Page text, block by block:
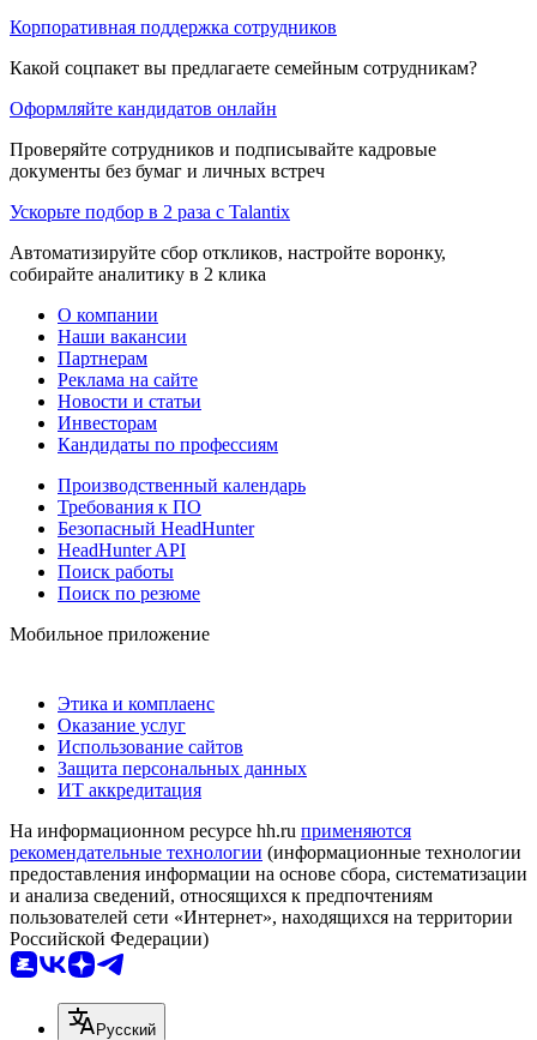
Корпоративная поддержка сотрудников
Какой соцпакет вы предлагаете семейным сотрудникам?
Оформляйте кандидатов онлайн
Проверяйте сотрудников и подписывайте кадровые
документы без бумаг и личных встреч
Ускорьте подбор в 2 раза с Talantix
Автоматизируйте сбор откликов, настройте воронку,
собирайте аналитику в 2 клика
О компании
Наши вакансии
Партнерам
Реклама на сайте
Новости и статьи
Инвесторам
Кандидаты по профессиям
Производственный календарь
Требования к ПО
Безопасный HeadHunter
HeadHunter API
Поиск работы
Поиск по резюме
Мобильное приложение
Этика и комплаенс
Оказание услуг
Использование сайтов
Защита персональных данных
ИТ аккредитация
На информационном ресурсе hh.ru применяются
рекомендательные технологии (информационные технологии
предоставления информации на основе сбора, систематизации
и анализа сведений, относящихся к предпочтениям
пользователей сети «Интернет», находящихся на территории
Российской Федерации)
Русский